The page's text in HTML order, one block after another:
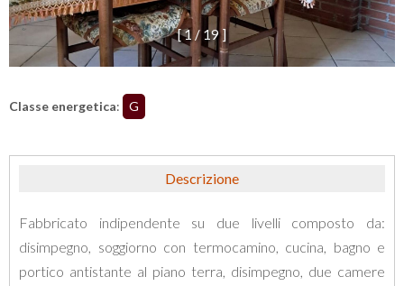
[1 / 19 ]
Classe energetica: G
Descrizione
Fabbricato indipendente su due livelli composto da:
disimpegno, soggiorno con termocamino, cucina, bagno e
portico antistante al piano terra, disimpegno, due camere